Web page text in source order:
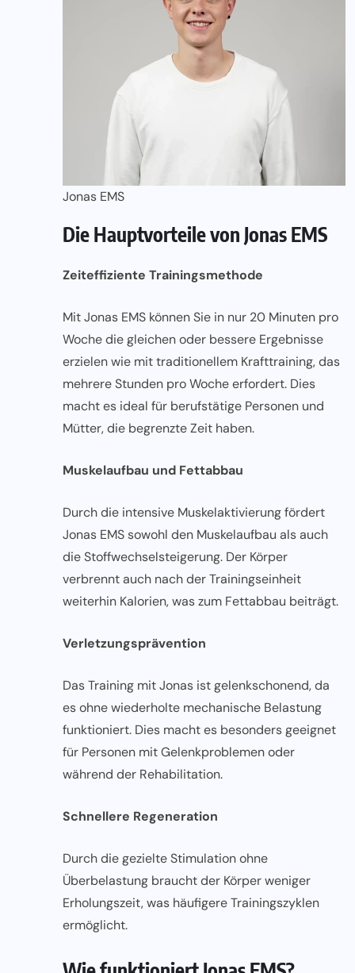
Jonas EMS
Die Hauptvorteile von Jonas EMS
Zeiteffiziente Trainingsmethode
Mit Jonas EMS können Sie in nur 20 Minuten pro
Woche die gleichen oder bessere Ergebnisse
erzielen wie mit traditionellem Krafttraining, das
mehrere Stunden pro Woche erfordert. Dies
macht es ideal für berufstätige Personen und
Mütter, die begrenzte Zeit haben.
Muskelaufbau und Fettabbau
Durch die intensive Muskelaktivierung fördert
Jonas EMSsowohl den Muskelaufbau als auch
die Stoffwechselsteigerung. Der Körper
verbrennt auch nach der Trainingseinheit
weiterhin Kalorien, was zum Fettabbau beiträgt.
Verletzungsprävention
Das Training mit Jonas ist gelenkschonend, da
es ohne wiederholte mechanische Belastung
funktioniert. Dies macht es besonders geeignet
für Personen mit Gelenkproblemen oder
während der Rehabilitation.
Schnellere Regeneration
Durch die gezielte Stimulation ohne
Überbelastung braucht der Körper weniger
Erholungszeit, was häufigere Trainingszyklen
ermöglicht.